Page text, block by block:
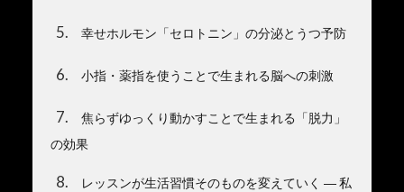
5 幸せホルモン「セロトニン」の分泌とうつ予防
6 小指・薬指を使うことで生まれる脳への刺激
7
焦らずゆっくり動かすことで生まれる「脱力」
の効果
8
レッスンが生活習慣そのものを変えていく ― 私